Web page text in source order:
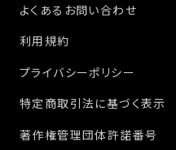
よくあるお問い合わせ
利用規約
プライバシーポリシー
特定商取引法に基づく表示
著作権管理団体許諾番号